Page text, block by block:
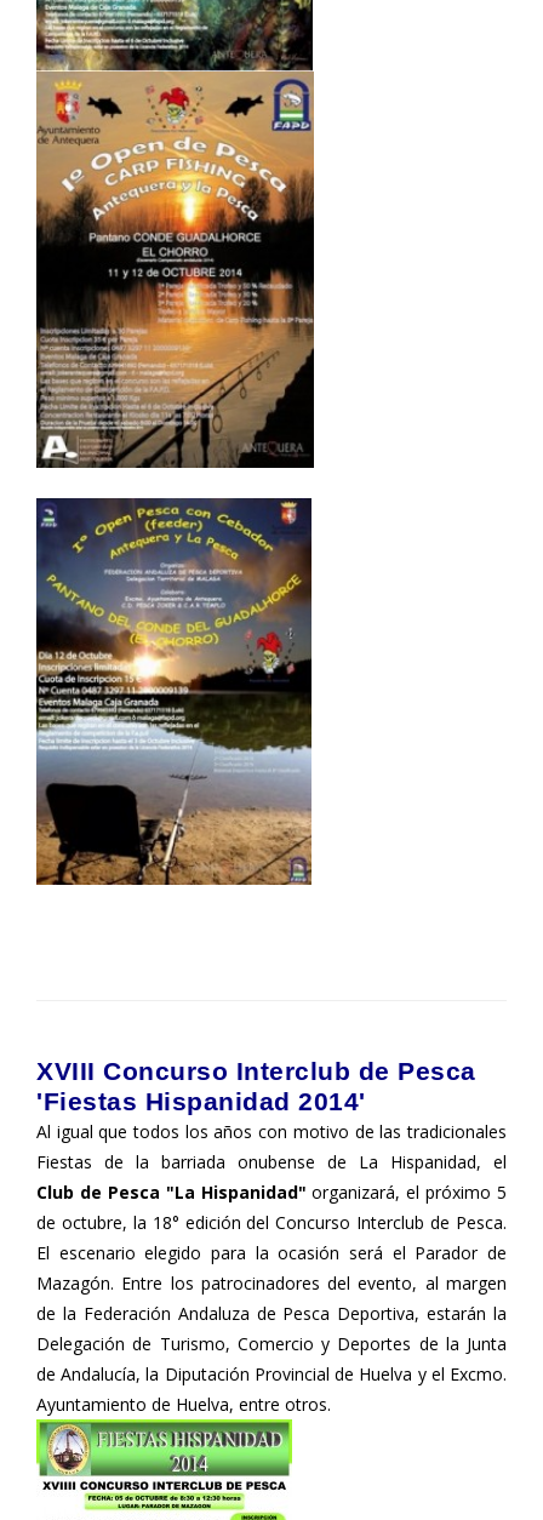
XVIII Concurso Interclub de Pesca
'Fiestas Hispanidad 2014'
Al igual que todos los años con motivo de las tradicionales
Fiestas de la barriada onubense de La Hispanidad, el
Club de Pesca "La Hispanidad" organizará, el próximo 5
de octubre, la 18° edición del Concurso Interclub de Pesca.
El escenario elegido para la ocasión será el Parador de
Mazagón. Entre los patrocinadores del evento, al margen
de la Federación Andaluza de Pesca Deportiva, estarán la
Delegación de Turismo, Comercio y Deportes de la Junta
de Andalucía, la Diputación Provincial de Huelva y el Excmo.
Ayuntamiento de Huelva, entre otros.